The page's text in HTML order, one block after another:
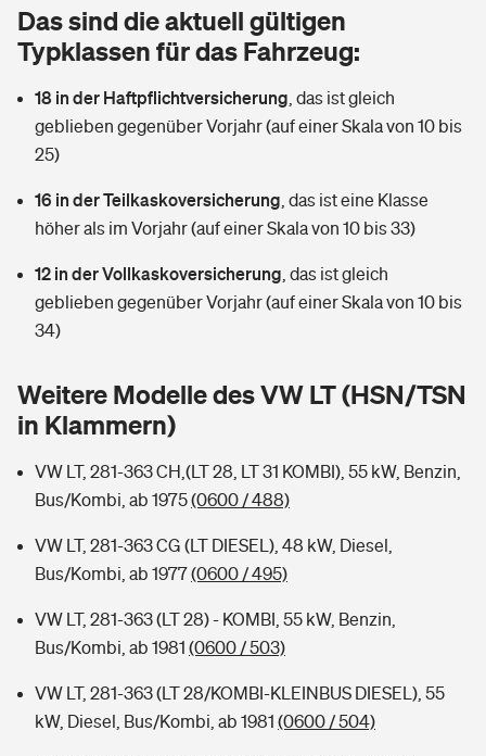
Tools
Wer versichert was: Jetzt Versicherer finden
Sie haben Fragen?
Glasversicherung
Mietkautionsversicherung
Restkreditversicherung
Tools
Hochwasser-Check: Wie gefährdet ist Ihr Haus?
Sie haben Fragen?
Kinderunfall­ver­si­che­rung
Kinderinvalidität
Hundehalter-Haftpflicht
Handyversicherung
Private Cyberversicherung
Zur Übersicht
Tools
Kinderunfall-Check: Mehr Sicherheit für deine Kids
Typklassen: So ist Ihr Auto eingestuft
Dread-Disease-Versicherung
Tierkrankenversicherung
Zur Übersicht
Tools
Wer versichert was: Jetzt Versicherer finden
Rentenrechner: Wie viel Geld bekomme ich im Alter?
Das sind die aktuell gültigen
Typklassen für das Fahrzeug:
18 in der Haftpflichtversicherung das ist gleich
geblieben gegenüber Vorjahr (auf einer Skala von 10 bis
25)
16 in der Teilkaskoversicherung das ist eine Klasse
höher als im Vorjahr (auf einer Skala von 10 bis 33)
12 in der Vollkaskoversicherung das ist gleich
geblieben gegenüber Vorjahr (auf einer Skala von 10 bis
34)
Weitere Modelle des VW LT (HSN/TSN
in Klammern)
VW LT, 281-363 CH,(LT 28, LT 31 KOMBI), 55 kW, Benzin,
Bus/Kombi, ab 1975(0600 / 488)
VW LT, 281-363 CG (LT DIESEL), 48 kW, Diesel,
Bus/Kombi, ab 1977(0600 / 495)
VW LT, 281-363 (LT 28) - KOMBI, 55 kW, Benzin,
Bus/Kombi, ab 1981 (0600 / 503)
VW LT, 281-363 (LT 28/KOMBI-KLEINBUS DIESEL), 55
kW, Diesel, Bus/Kombi, ab 1981 (0600 / 504)